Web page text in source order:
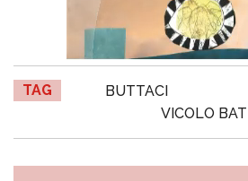
TAG BUTTACI
VICOLO